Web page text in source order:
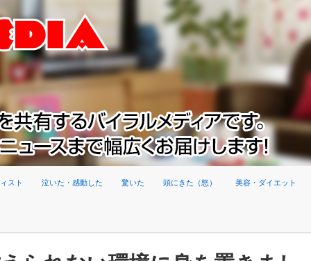
スト 泣いた・感動した 驚いた 頭にきた（怒） 美容・ダイエット